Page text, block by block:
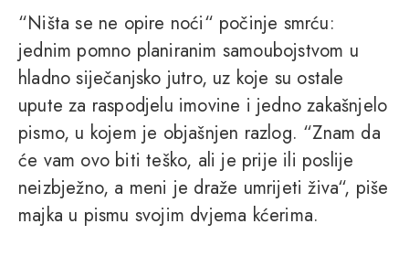
“Ništa se ne opire noći“ počinje smrću:
jednim pomno planiranim samoubojstvom u
hladno siječanjsko jutro, uz koje su ostale
upute za raspodjelu imovine i jedno zakašnjelo
pismo, u kojem je objašnjen razlog. “Znam da
će vam ovo biti teško, ali je prije ili poslije
neizbježno, a meni je draže umrijeti živa“, piše
majka u pismu svojim dvjema kćerima.